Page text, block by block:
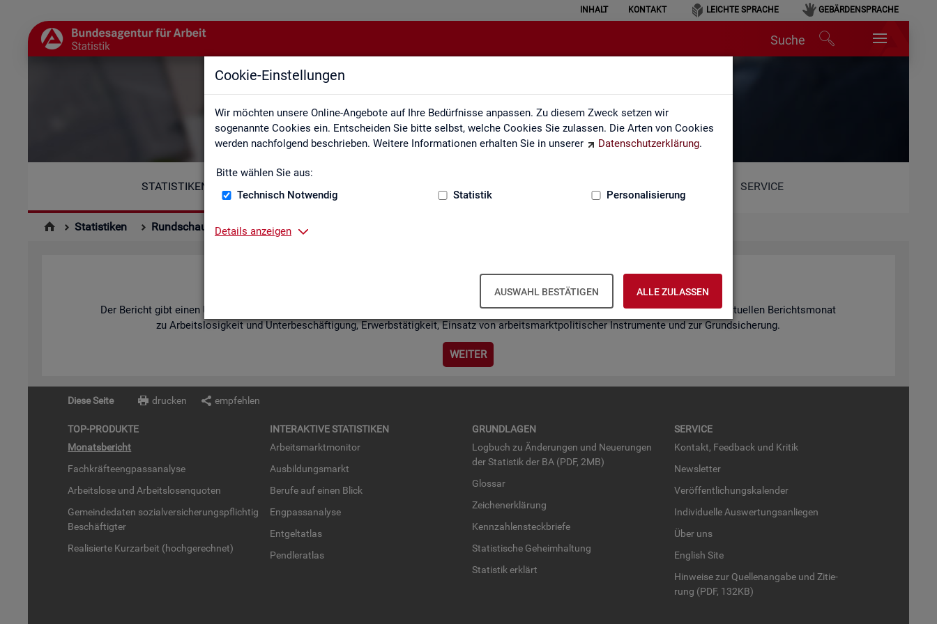
Cookie-Einstellungen
Wir möchten unsere Online-Angebote auf Ihre Bedürfnisse anpassen. Zu diesem Zweck setzen wir
sogenannte Cookies ein. Entscheiden Sie bitte selbst, welche Cookies Sie zulassen. Die Arten von Cookies
werden nachfolgend beschrieben. Weitere Informationen erhalten Sie in unserer
Datenschutzerklärung.
Bitte wählen Sie aus:
Technisch Notwendig
Statistik Personalisierung
Details anzeigen
AUSWAHL BESTÄTIGEN ALLE ZULASSEN
INHALT KONTAKT LEICHTE SPRACHE GEBÄRDENSPRACHE
Suche
Monatsbericht
STATISTIKEN SERVICE
Statistiken Rundschau Arbeitsmarkt Monatsbericht
Mo­nats­be­richt
Der Be­richt gibt einen Über­blick über die ak­tu­el­le Ent­wick­lung am Ar­beits- und Aus­bil­dungs­markt in Deutsch­land. Er in­for­miert für den ak­tu­el­len Be­richts­mo­nat
zu Ar­beits­lo­sig­keit und Un­ter­be­schäf­ti­gung, Er­werbs­tä­tig­keit, Ein­satz von ar­beits­markt­po­li­ti­scher In­stru­men­te und zur Grund­si­che­rung.
WEI­TER
Diese Seite drucken empfehlen
TOP-PRO­DUK­TE
Mo­nats­be­richt
Fach­kräf­te­eng­pass­ana­ly­se
Ar­beits­lo­se und Ar­beits­lo­sen­quo­ten
Ge­mein­de­da­ten so­zi­al­ver­si­che­rungs­pflich­tig
Be­schäf­tig­ter
Rea­li­sier­te Kurz­ar­beit (hoch­ge­rech­net)
IN­TER­AK­TI­VE STA­TIS­TI­KEN
Ar­beits­markt­mo­ni­tor
Aus­bil­dungs­markt
Be­ru­fe auf einen Blick
Eng­pass­ana­ly­se
Ent­gel­t­at­las
Pend­ler­at­las
GRUND­LA­GEN
Log­buch zu Än­de­run­gen und Neue­run­gen
der Sta­tis­tik der BA (PDF, 2MB)
Glos­sar
Zei­chen­er­klä­rung
Kenn­zah­len­steck­brie­fe
Sta­tis­ti­sche Ge­heim­hal­tung
Sta­tis­tik er­klärt
SER­VICE
Kon­takt, Feed­back und Kri­tik
News­let­ter
Ver­öf­fent­li­chungs­ka­len­der
In­di­vi­du­el­le Aus­wer­tungs­an­lie­gen
Über uns
English Site
Hin­wei­se zur Quel­len­an­ga­be und Zi­tie­
rung (PDF, 132KB)